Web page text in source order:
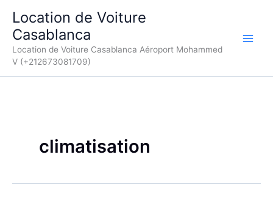
contenu
Location de Voiture
Casablanca
Location de Voiture Casablanca Aéroport Mohammed
V (+212673081709)
climatisation